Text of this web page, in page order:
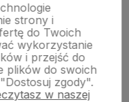
strony i
do Twoich
wykorzystanie
i przejść do
plików do swoich
zgody".
w naszej